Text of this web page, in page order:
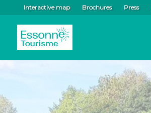
Interactive map Brochures Press